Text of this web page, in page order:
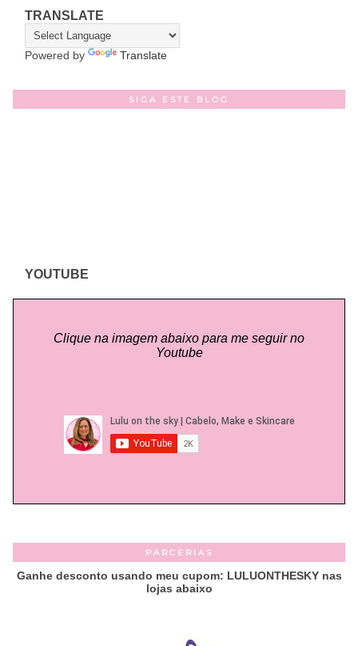
TRANSLATE
Powered by Translate
SIGA ESTE BLOG
YOUTUBE
Clique na imagem abaixo para me seguir no
Youtube
PARCERIAS
Ganhe desconto usando meu cupom: LULUONTHESKY nas
lojas abaixo